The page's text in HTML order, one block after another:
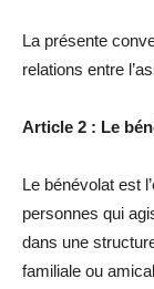
La présente
relations entre
Article 2 : Le
Le bénévolat est
personnes qui
dans une
familiale ou